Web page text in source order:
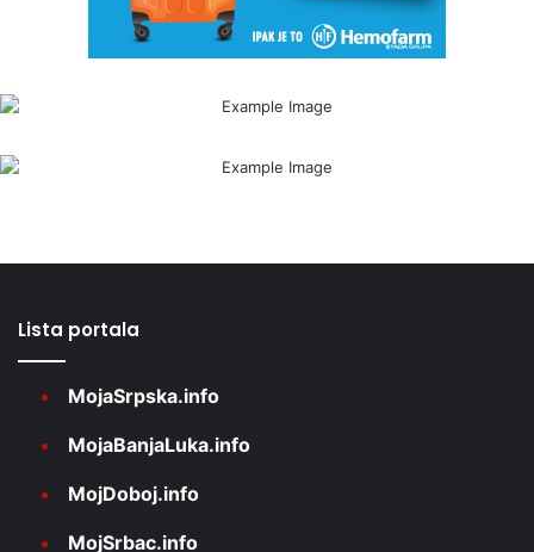
Lista portala
MojaSrpska.info
MojaBanjaLuka.info
MojDoboj.info
MojSrbac.info